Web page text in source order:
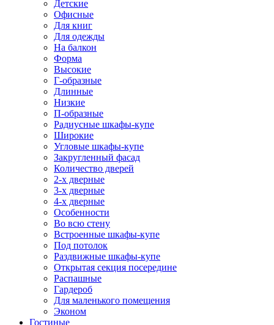
Детские
Офисные
Для книг
Для одежды
На балкон
Форма
Высокие
Г-образные
Длинные
Низкие
П-образные
Радиусные шкафы-купе
Широкие
Угловые шкафы-купе
Закругленный фасад
Количество дверей
2-х дверные
3-х дверные
4-х дверные
Особенности
Во всю стену
Встроенные шкафы-купе
Под потолок
Раздвижные шкафы-купе
Открытая секция посередине
Распашные
Гардероб
Для маленького помещения
Эконом
Гостиные